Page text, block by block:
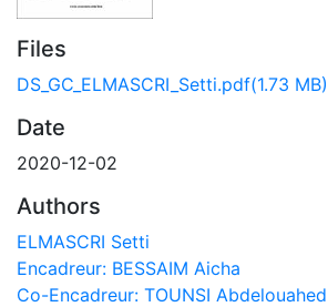
Files
DS_GC_ELMASCRI_Setti.pdf(1.73 MB)
Date
2020-12-02
Authors
ELMASCRI Setti
Encadreur: BESSAIM Aicha
Co-Encadreur: TOUNSI Abdelouahed